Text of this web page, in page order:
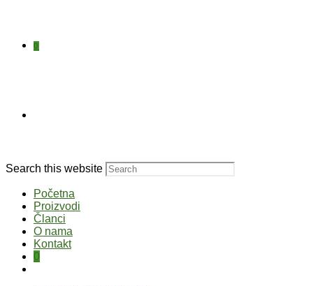
0
Search this website
Početna
Proizvodi
Članci
O nama
Kontakt
0